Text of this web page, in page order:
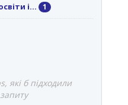
і... 1
які б підходили